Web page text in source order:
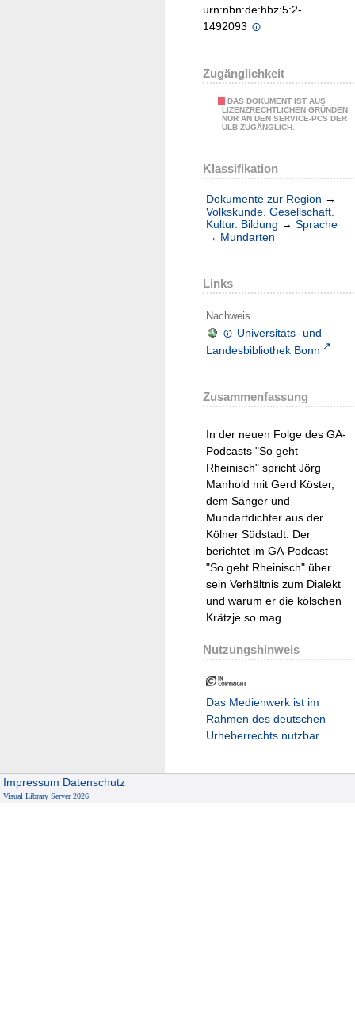
urn:nbn:de:hbz:5:2-
1492093
Zugänglichkeit
DAS DOKUMENT IST AUS
LIZENZRECHTLICHEN GRÜNDEN
NUR AN DEN SERVICE-PCS DER
ULB ZUGÄNGLICH.
Klassifikation
Dokumente zur Region →
Volkskunde. Gesellschaft.
Kultur. Bildung → Sprache
→ Mundarten
Links
Nachweis
Universitäts- und
Landesbibliothek Bonn
Zusammenfassung
In der neuen Folge des GA-
Podcasts "So geht
Rheinisch" spricht Jörg
Manhold mit Gerd Köster,
dem Sänger und
Mundartdichter aus der
Kölner Südstadt. Der
berichtet im GA-Podcast
"So geht Rheinisch" über
sein Verhältnis zum Dialekt
und warum er die kölschen
Krätzje so mag.
Nutzungshinweis
Das Medienwerk ist im
Rahmen des deutschen
Urheberrechts nutzbar.
Impressum Datenschutz
Visual Library Server 2026